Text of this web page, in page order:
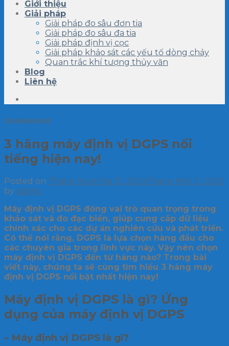
Giới thiệu
Giải pháp
Giải pháp đo sâu đơn tia
Giải pháp đo sâu đa tia
Giải pháp định vị cọc
Giải pháp khảo sát các yếu tố dòng chảy
Quan trắc khí tượng thủy văn
Blog
Liên hệ
Uncategorized
3 hãng máy định vị DGPS nổi
tiếng hiện nay!
Posted on Tháng Mười Hai 31, 2024Tháng Một 3, 2025
by admin
Máy định vị DGPS đóng vai trò quan trọng trong
khảo sát và đo đạc biển, giúp cung cấp dữ liệu
chính xác cho các dự án nghiên cứu và phát triển.
Có thể nói rằng, DGPS là lựa chọn hàng đầu cho
các chuyên gia trong lĩnh vực này. Vậy nên chọn
máy định vị DGPS đến từ hãng nào? Trong bài
viết này, chúng ta sẽ cùng tìm hiểu 3 hãng máy
định vị DGPS nổi bật nhất hiện nay!
Máy định vị DGPS là gì? Ứng
dụng của máy định vị DGPS
– Máy định vị DGPS là gì?